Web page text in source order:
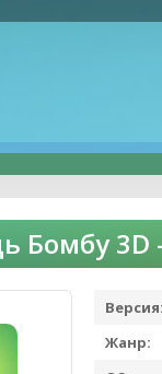
Бомбу
Версия:
Жанр: